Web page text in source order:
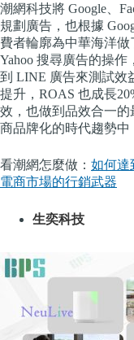
潮網科技將 Google、
規劃廣告，也根據
費者輪廓為中華海洋
Yahoo 搜尋廣告的操作
到 LINE 廣告來測試效
提升，ROAS 也成長
效，也做到品效合一
商品牌化的時代趨勢中
看潮網怎麼做： 如何達
電商市場的行銷武器
生奕科技